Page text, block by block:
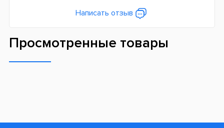
Написать отзыв
Просмотренные товары